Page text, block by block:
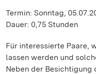
Termin: Sonntag,
Dauer: 0,75 Stunden
Für interessierte Paare,
lassen werden und
Neben der Besichtigung